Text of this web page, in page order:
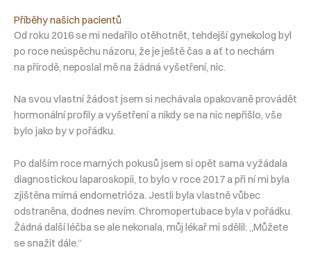
Příběhy našich pacientů
Od roku 2016 se mi nedařilo otěhotnět, tehdejší gynekolog byl
po roce neúspěchu názoru, že je ještě čas a ať to nechám
na přírodě, neposlal mě na žádná vyšetření, nic.
Na svou vlastní žádost jsem si nechávala opakovaně provádět
hormonální profily a vyšetření a nikdy se na nic nepřišlo, vše
bylo jako by v pořádku.
Po dalším roce marných pokusů jsem si opět sama vyžádala
diagnostickou laparoskopii, to bylo v roce 2017 a při ní mi byla
zjištěna mírná endometrióza. Jestli byla vlastně vůbec
odstraněna, dodnes nevím. Chromopertubace byla v pořádku.
Žádná další léčba se ale nekonala, můj lékař mi sdělil: „Můžete
se snažit dále.“